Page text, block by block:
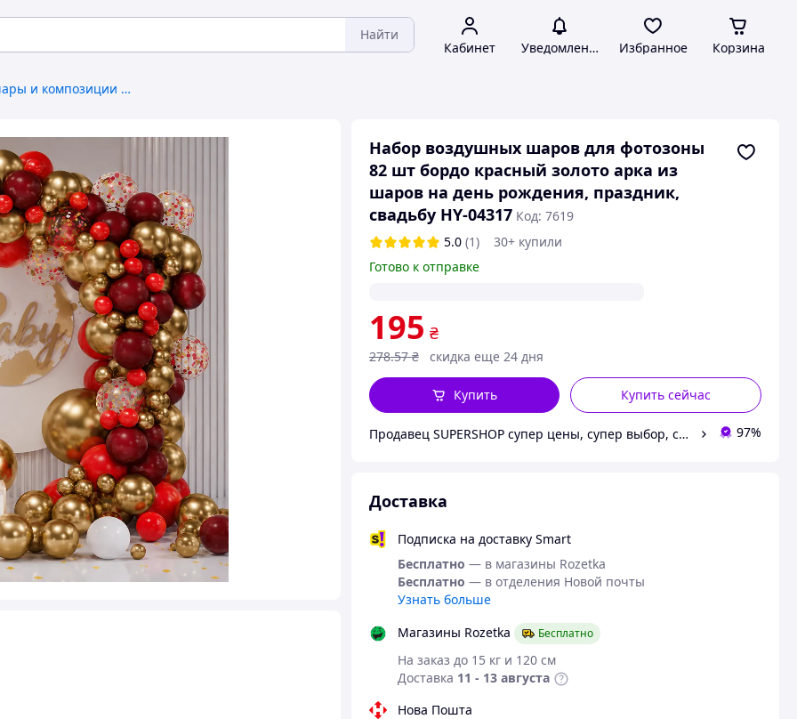
Найти
Кабинет Уведомления Избранное Корзина
Воздушные шары и композиции из них
Набор воздушных шаров для фотозоны
82 шт бордо красный золото арка из
шаров на день рождения, праздник,
свадьбу HY-04317 Код: 7619
5.0 (1)
30+ купили
Готово к отправке
195 ₴
278.57 ₴ скидка еще 24 дня
Купить сейчас
Купить
Продавец SUPERSHOP супер цены, супер выбор, супер покупки! 97%
Доставка
Подписка на доставку Smart
Бесплатно — в магазины Rozetka
Бесплатно — в отделения Новой почты
Узнать больше
Магазины Rozetka
Бесплатно
На заказ до 15 кг и 120 см
Доставка 11 - 13 августа
Нова Пошта